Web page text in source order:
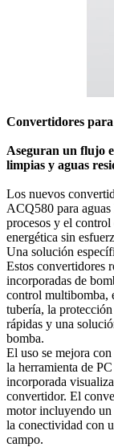
Convertidores para
Aseguran un flujo
limpias y aguas
Los nuevos
ACQ580 para
procesos y el
energética sin
Una solución
Estos convertidores
incorporadas de
control multibomba,
tubería, la
rápidas y una
bomba.
El uso se mejora
la herramienta de
incorporada
convertidor. El
motor incluyendo
la conectividad con
campo.